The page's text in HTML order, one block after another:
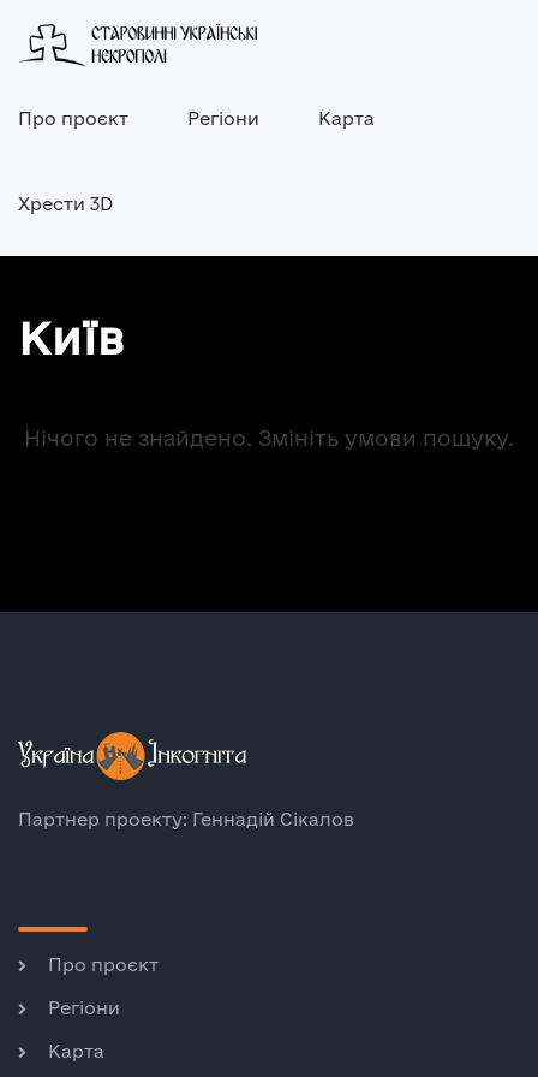
Про проєкт Регіони Карта
Хрести 3D
Київ
Нічого не знайдено. Змініть умови пошуку.
Партнер проекту: Геннадій Сікалов
Про проєкт
Регіони
Карта